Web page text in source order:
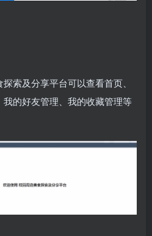
索及分享平台可以查看首页、
的好友管理、我的收藏管理等